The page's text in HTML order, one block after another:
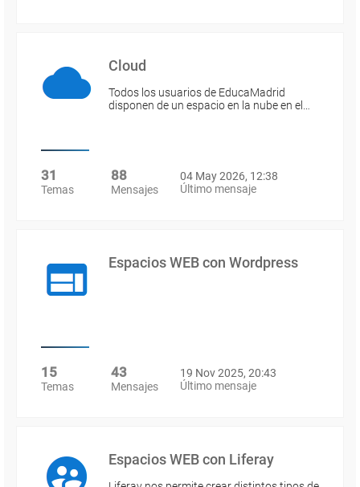
Cloud
Todos los usuarios de EducaMadrid
disponen de un espacio en la nube en el…
31
Temas
88
Mensajes
04 May 2026, 12:38
Último mensaje
Espacios WEB con Wordpress
15
Temas
43
Mensajes
19 Nov 2025, 20:43
Último mensaje
Espacios WEB con Liferay